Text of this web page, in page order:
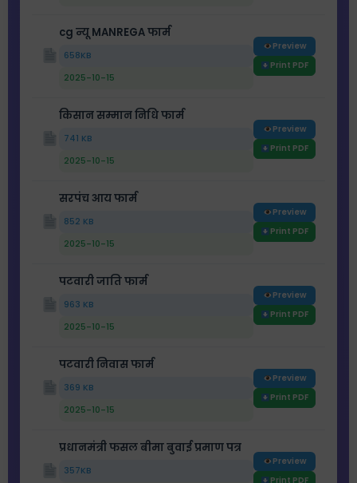
cg न्यू MANREGA फार्म
658KB
2025-10-15
Preview
Print PDF
किसान सम्मान निधि फार्म
741 KB
2025-10-15
Preview
Print PDF
सरपंच आय फार्म
852 KB
2025-10-15
Preview
Print PDF
पटवारी जाति फार्म
963 KB
2025-10-15
Preview
Print PDF
पटवारी निवास फार्म
369 KB
2025-10-15
Preview
Print PDF
प्रधानमंत्री फसल बीमा बुवाई प्रमाण पत्र
357KB
Preview
Print PDF